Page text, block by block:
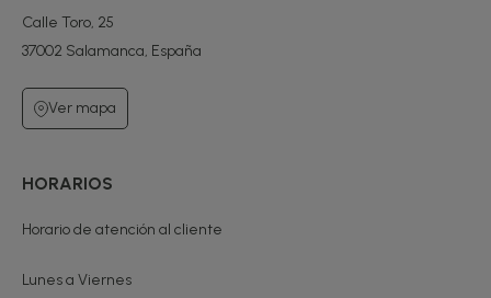
Calle Toro, 25
37002 Salamanca, España
Ver mapa
HORARIOS
Horario de atención al cliente
Lunes a Viernes